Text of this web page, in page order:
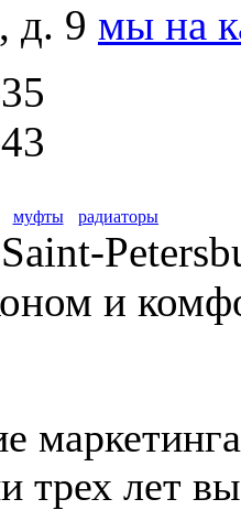
д. 9 мы на
муфты радиаторы
и
трех лет